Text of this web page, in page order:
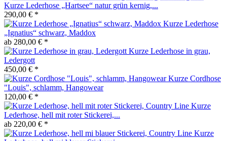
Kurze Lederhose „Hartsee“ natur grün kernig,...
290,00 € *
Kurze Lederhose
„Ignatius“ schwarz, Maddox
ab 280,00 € *
Kurze Lederhose in grau,
Ledergott
450,00 € *
Kurze Cordhose
"Louis", schlamm, Hangowear
120,00 € *
Kurze
Lederhose, hell mit roter Stickerei,...
ab 220,00 € *
Kurze